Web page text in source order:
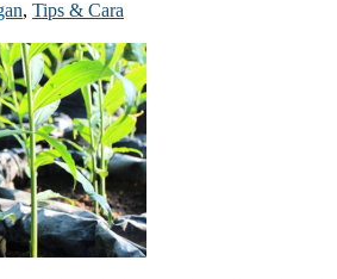
, Tips & Cara